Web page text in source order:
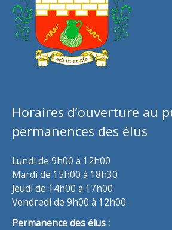
Horaires d’ouverture au
permanences des élus
Lundi de 9h00 à 12h00
Mardi de 15h00 à 18h30
Jeudi de 14h00 à 17h00
Vendredi de 9h00 à 12h00
Permanence des élus :